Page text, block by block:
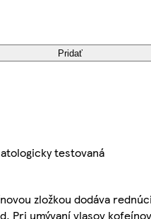
Pridať
testovaná
zložkou dodáva
Pri umývaní vlasov